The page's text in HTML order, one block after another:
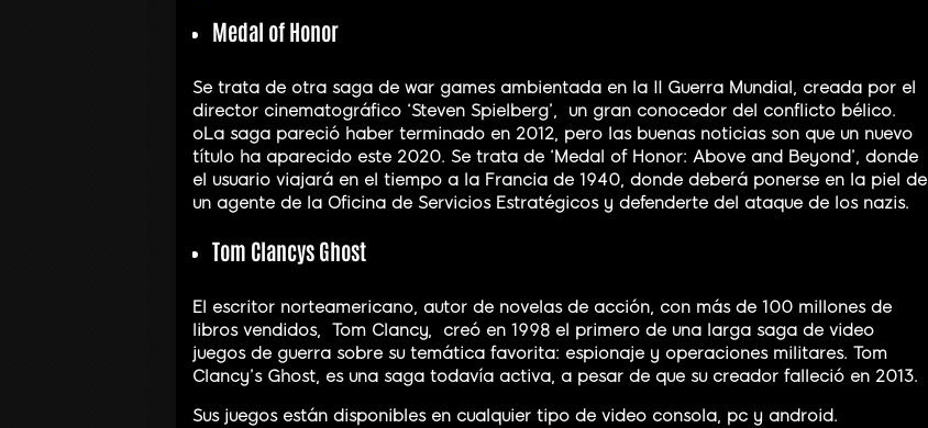
Medal of Honor
Se trata de otra saga de war games ambientada en la II Guerra Mundial, creada por el
director cinematográfico ‘Steven Spielberg’, un gran conocedor del conflicto bélico.
oLa saga pareció haber terminado en 2012, pero las buenas noticias son que un nuevo
título ha aparecido este 2020. Se trata de ‘Medal of Honor: Above and Beyond’, donde
el usuario viajará en el tiempo a la Francia de 1940, donde deberá ponerse en la piel de
un agente de la Oficina de Servicios Estratégicos y defenderte del ataque de los nazis.
Tom Clancys Ghost
El escritor norteamericano, autor de novelas de acción, con más de 100 millones de
libros vendidos, Tom Clancy, creó en 1998 el primero de una larga saga de video
juegos de guerra sobre su temática favorita: espionaje y operaciones militares. Tom
Clancy’s Ghost, es una saga todavía activa, a pesar de que su creador falleció en 2013.
Sus juegos están disponibles en cualquier tipo de video consola, pc y android.